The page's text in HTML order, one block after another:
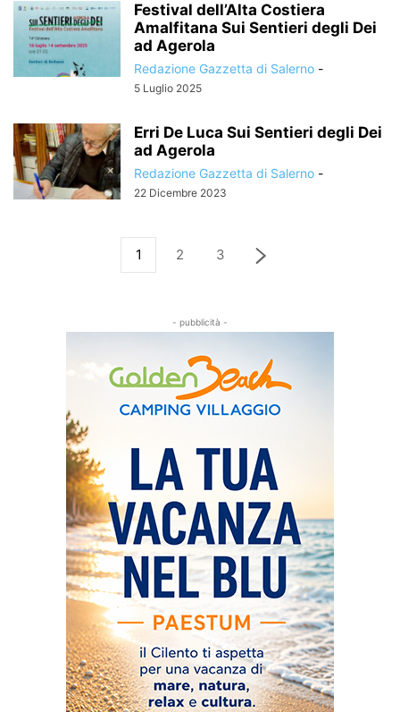
Festival dell’Alta Costiera
Amalfitana Sui Sentieri degli Dei
ad Agerola
Redazione Gazzetta di Salerno -
5 Luglio 2025
Erri De Luca Sui Sentieri degli Dei
ad Agerola
Redazione Gazzetta di Salerno -
22 Dicembre 2023
1 2 3
- pubblicità -